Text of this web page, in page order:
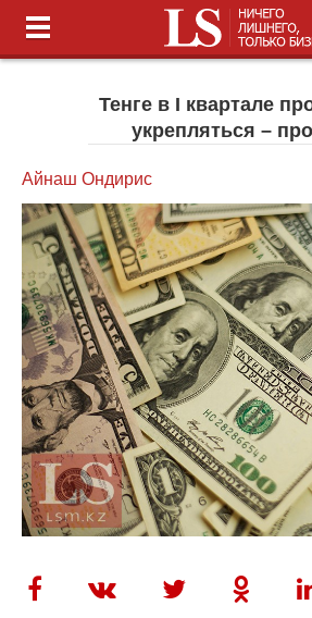
Тенге в I квартале
укрепляться –
Айнаш Ондирис